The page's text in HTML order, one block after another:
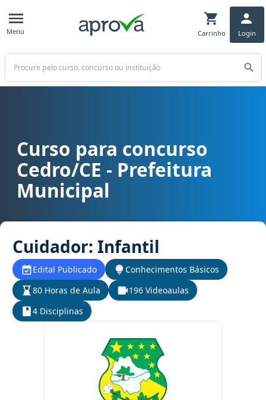
Menu Carrinho Login
Buscar
Curso para concurso Cedro/CE - Prefeitura Municipal cargo
Curso para concurso
Cedro/CE - Prefeitura
Municipal
Cuidador: Infantil
Edital Publicado
Conhecimentos Básicos
80 Horas de Aula
196 Videoaulas
4 Disciplinas